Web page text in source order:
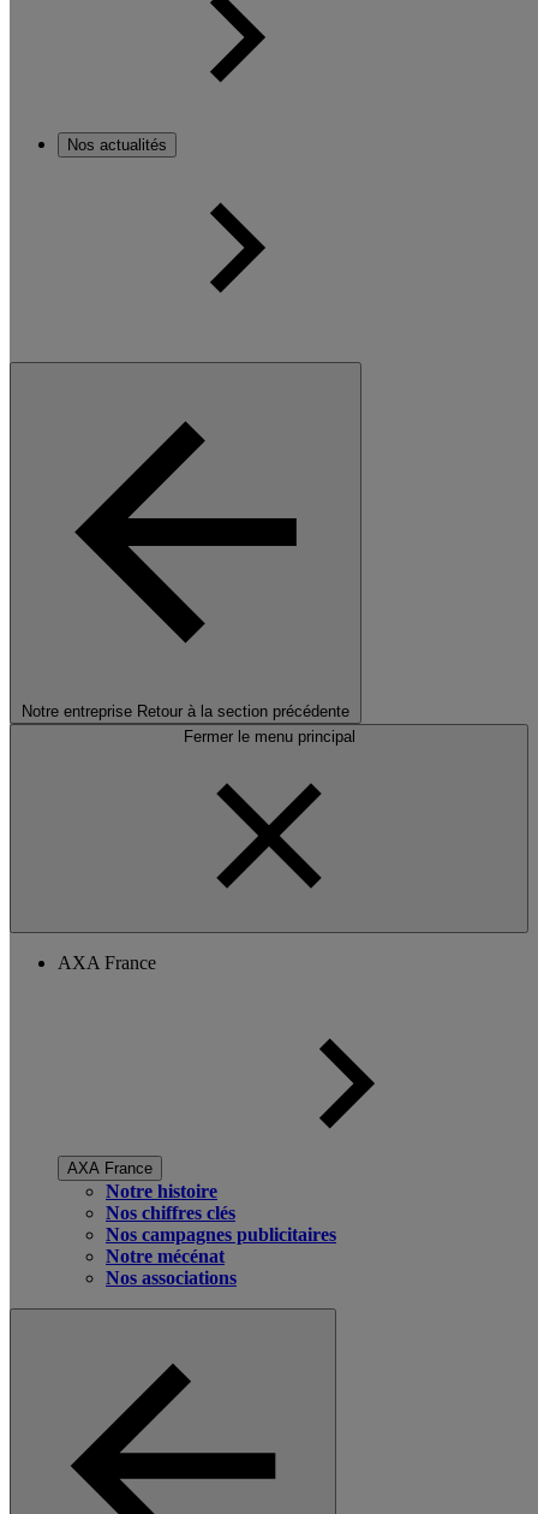
Nos actualités
Notre entreprise Retour à la section précédente
Fermer le menu principal
AXA France
AXA France
Notre histoire
Nos chiffres clés
Nos campagnes publicitaires
Notre mécénat
Nos associations